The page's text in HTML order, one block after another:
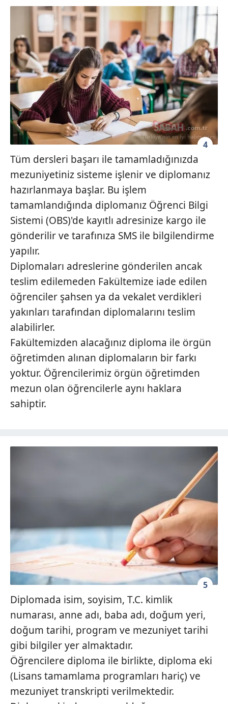
4
Tüm dersleri başarı ile tamamladığınızda
mezuniyetiniz sisteme işlenir ve diplomanız
hazırlanmaya başlar. Bu işlem
tamamlandığında diplomanız Öğrenci Bilgi
Sistemi (OBS)'de kayıtlı adresinize kargo ile
gönderilir ve tarafınıza SMS ile bilgilendirme
yapılır.
Diplomaları adreslerine gönderilen ancak
teslim edilemeden Fakültemize iade edilen
öğrenciler şahsen ya da vekalet verdikleri
yakınları tarafından diplomalarını teslim
alabilirler.
Fakültemizden alacağınız diploma ile örgün
öğretimden alınan diplomaların bir farkı
yoktur. Öğrencilerimiz örgün öğretimden
mezun olan öğrencilerle aynı haklara
sahiptir.
5
Diplomada isim, soyisim, T.C. kimlik
numarası, anne adı, baba adı, doğum yeri,
doğum tarihi, program ve mezuniyet tarihi
gibi bilgiler yer almaktadır.
Öğrencilere diploma ile birlikte, diploma eki
(Lisans tamamlama programları hariç) ve
mezuniyet transkripti verilmektedir.